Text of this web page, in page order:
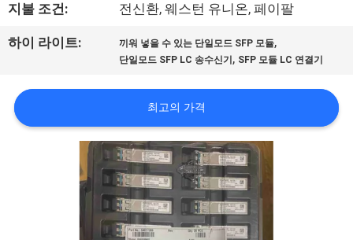
장
여
품
지불 조건: 전신환, 웨스턴 유니온, 페이팔
하이 라이트: 끼워 넣을 수 있는 단일모드 SFP 모듈,
단일모드 SFP LC 송수신기 , SFP 모듈 LC 연결기
최고의 가격